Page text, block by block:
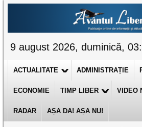
9 august 2026, duminică,
ACTUALITATE ADMINISTRAȚIE
ECONOMIE TIMP LIBER VIDEO
RADAR AȘA DA! AȘA NU!